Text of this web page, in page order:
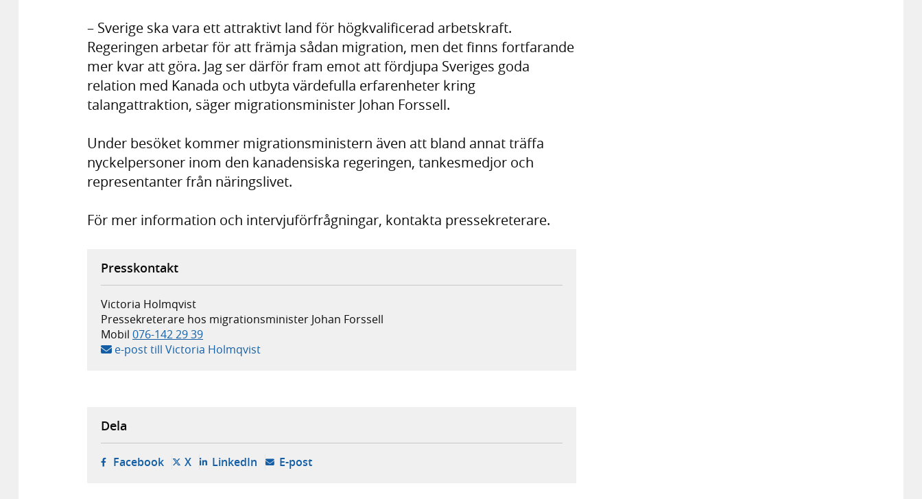
– Sverige ska vara ett attraktivt land för högkvalificerad arbetskraft.
Regeringen arbetar för att främja sådan migration, men det finns fortfarande
mer kvar att göra. Jag ser därför fram emot att fördjupa Sveriges goda
relation med Kanada och utbyta värdefulla erfarenheter kring
talangattraktion, säger migrationsminister Johan Forssell.
Under besöket kommer migrationsministern även att bland annat träffa
nyckelpersoner inom den kanadensiska regeringen, tankesmedjor och
representanter från näringslivet.
För mer information och intervjuförfrågningar, kontakta pressekreterare.
Presskontakt
Victoria Holmqvist
Pressekreterare hos migrationsminister Johan Forssell
Mobil 076-142 29 39
e-post till Victoria Holmqvist
Dela
Facebook- öppnas i ny flik, extern webbplats,
X- öppnas i ny flik, extern webbplats,
LinkedIn- öppnas i ny flik, extern webbplats,
E-post- öppnar din e-postklient,